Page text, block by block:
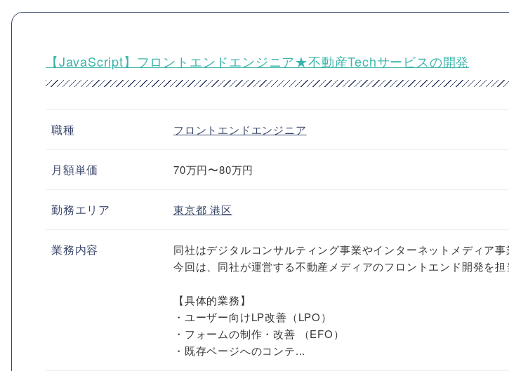
【JavaScript】フロントエンドエンジニア★不動産Techサービスの開発
職種 フロントエンドエンジニア
月額単価 70万円〜80万円
勤務エリア 東京都港区
業務内容
同社はデジタルコンサルティング事業やインターネットメディア事
今回は、同社が運営する不動産メディアのフロントエンド開発を担
【具体的業務】
・ユーザー向けLP改善（LPO）
・フォームの制作・改善 （EFO）
・既存ページへのコンテ...